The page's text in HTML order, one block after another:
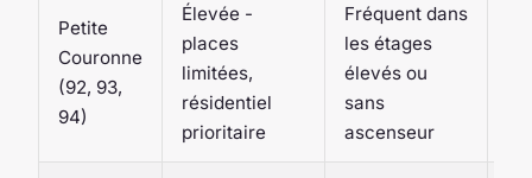
Petite
Couronne
(92, 93,
94)
Élevée -
places
limitées,
résidentiel
prioritaire
Fréquent dans
les étages
élevés ou
sans
ascenseur